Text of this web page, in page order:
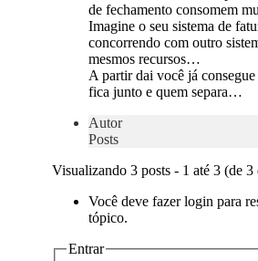
de fechamento consomem
Imagine o seu sistema de
concorrendo com outro
mesmos recursos…
A partir dai você já
fica junto e quem separa…
Autor
Posts
Visualizando 3 posts - 1 até 3 (de 3
Você deve fazer login para
tópico.
Entrar